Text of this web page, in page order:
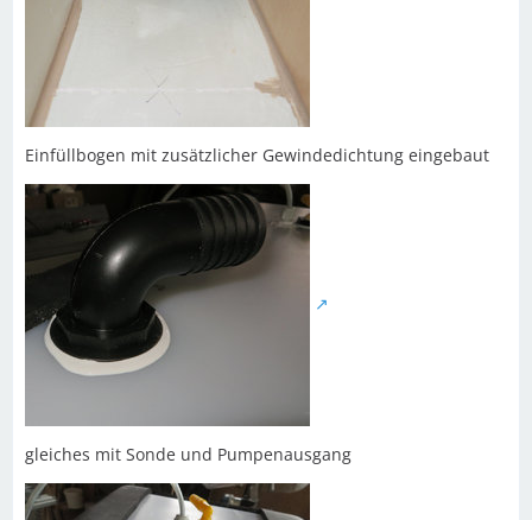
Einfüllbogen mit zusätzlicher Gewindedichtung eingebaut
gleiches mit Sonde und Pumpenausgang